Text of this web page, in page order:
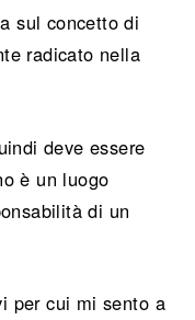
sul concetto di
radicato nella
deve essere
è un luogo
di un
per cui mi sento a